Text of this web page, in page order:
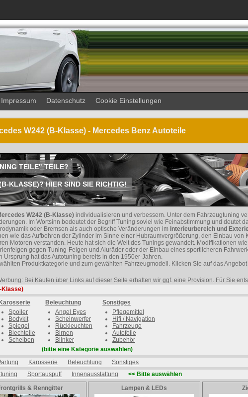
Impressum Datenschutz Cookie Einstellungen
W242 (B-Klasse) - Mercedes Benz Autoteile
TEILE" TEILE?
KLASSE)? HIER SIND SIE RICHTIG!
W242 (B-Klasse) individualisieren und verbessern. Unter dem Fahrzeugtuning
Im Wortsinn bedeutet der Begriff Tuning soviel wie Feinabstimmung und deutet
oder Bremsen als auch optische Veränderungen im Interieurbereich und
wie das Aufbohren der Zylinder im Sinne einer Hubraumvergrößerung, den Einbau von
Motoren verstanden. Heute hat sich die Welt des Tunings gewandelt. Modifikationen
gegen Tuning-Felgen und Aluräder oder der Einbau eines sportlicheren
hat das Autotuning bereits in den 1950er-Jahren.
Produktkategorie und zum gewählten Fahrzeugmodell. Klicken Sie auf das
Bei Käufen über Links auf dieser Seite erhalten wir ggf. eine Provision. Für Sie
Klasse)
Karosserie
Spoiler
Bodykit
Spiegel
Blechteile
Scheiben
Beleuchtung
Angel Eyes
Scheinwerfer
Rückleuchten
Birnen
Blinker
Sonstiges
Pflegemittel
Hifi / Navigation
Fahrzeuge
Autofolie
Zubehör
(bitte eine Kategorie auswählen)
Karosserie Beleuchtung
Sonstiges
Sportauspuff Innenausstattung
<< Bitte auswählen
& Renngitter Lampen & LEDs